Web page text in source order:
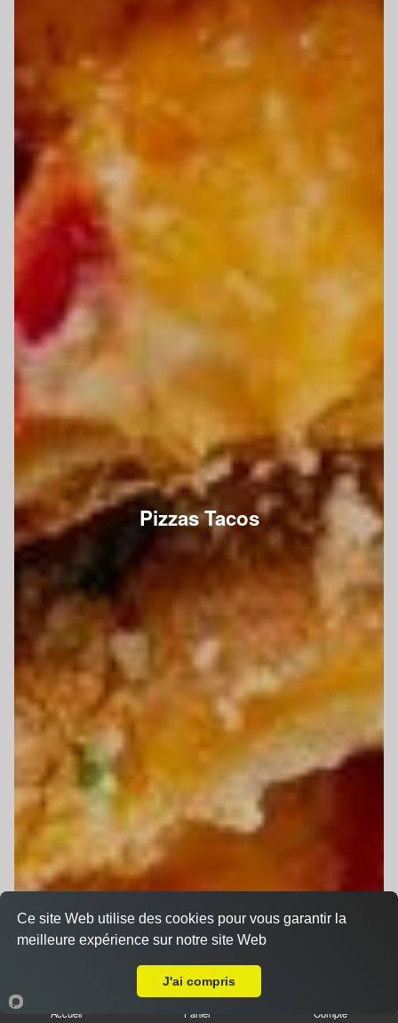
Pizzas Tacos
Accueil Panier Compte
Ce site Web utilise des cookies pour vous garantir la
meilleure expérience sur notre site Web
J'ai compris